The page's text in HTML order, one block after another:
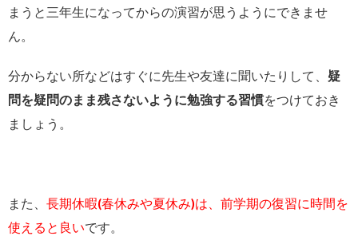
まうと三年生になってからの演習が思うようにできませ
ん。
分からない所などはすぐに先生や友達に聞いたりして、 疑
問を疑問のまま残さないように勉強する習慣をつけておき
ましょう。
また、 長期休暇(春休みや夏休み)は、前学期の復習に時間を
使えると良いです。